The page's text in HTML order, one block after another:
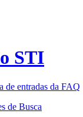
STI
de entradas da FAQ
de Busca